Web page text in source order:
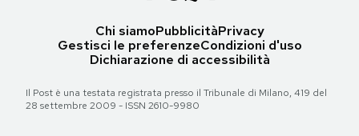
Chi siamoPubblicitàPrivacy
Gestisci le preferenzeCondizioni d'uso
Dichiarazione di accessibilità
Il Post è una testata registrata presso il Tribunale di Milano, 419 del
28 settembre 2009 - ISSN 2610-9980